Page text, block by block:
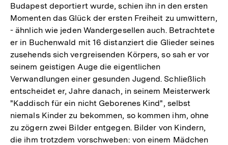
Budapest deportiert wurde, schien ihn in den ersten
Momenten das Glück der ersten Freiheit zu umwittern,
- ähnlich wie jeden Wandergesellen auch. Betrachtete
er in Buchenwald mit 16 distanziert die Glieder seines
zusehends sich vergreisenden Körpers, so sah er vor
seinem geistigen Auge die eigentlichen
Verwandlungen einer gesunden Jugend. Schließlich
entscheidet er, Jahre danach, in seinem Meisterwerk
"Kaddisch für ein nicht Geborenes Kind", selbst
niemals Kinder zu bekommen, so kommen ihm, ohne
zu zögern zwei Bilder entgegen. Bilder von Kindern,
die ihm trotzdem vorschweben: von einem Mädchen